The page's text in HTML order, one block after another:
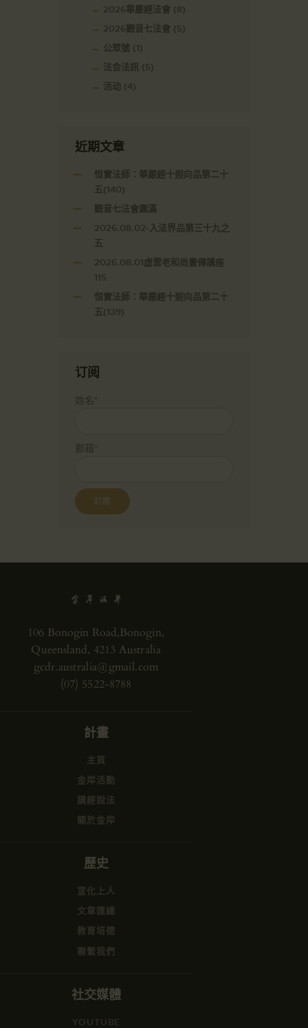
2026華嚴經法會 (8)
2026觀音七法會 (5)
公眾號 (1)
法会法訊 (5)
活动 (4)
近期文章
恒實法師：華嚴經十迴向品第二十
五(140)
觀音七法會圓滿
2026.08.02-入法界品第三十九之
五
2026.08.01虛雲老和尚畫傳講座
115
恒實法師：華嚴經十迴向品第二十
五(139)
订阅
姓名*
郵箱*
106 Bonogin Road,Bonogin,
Queensland, 4213 Australia
gcdr.australia@gmail.com
(07) 5522-8788
計畫
主頁
金岸活動
講經說法
關於金岸
歷史
宣化上人
文章匯總
教育培德
聯繫我們
社交媒體
YOUTUBE